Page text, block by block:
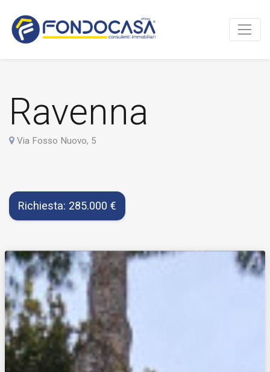
Ravenna
Via Fosso Nuovo, 5
Richiesta: 285.000 €